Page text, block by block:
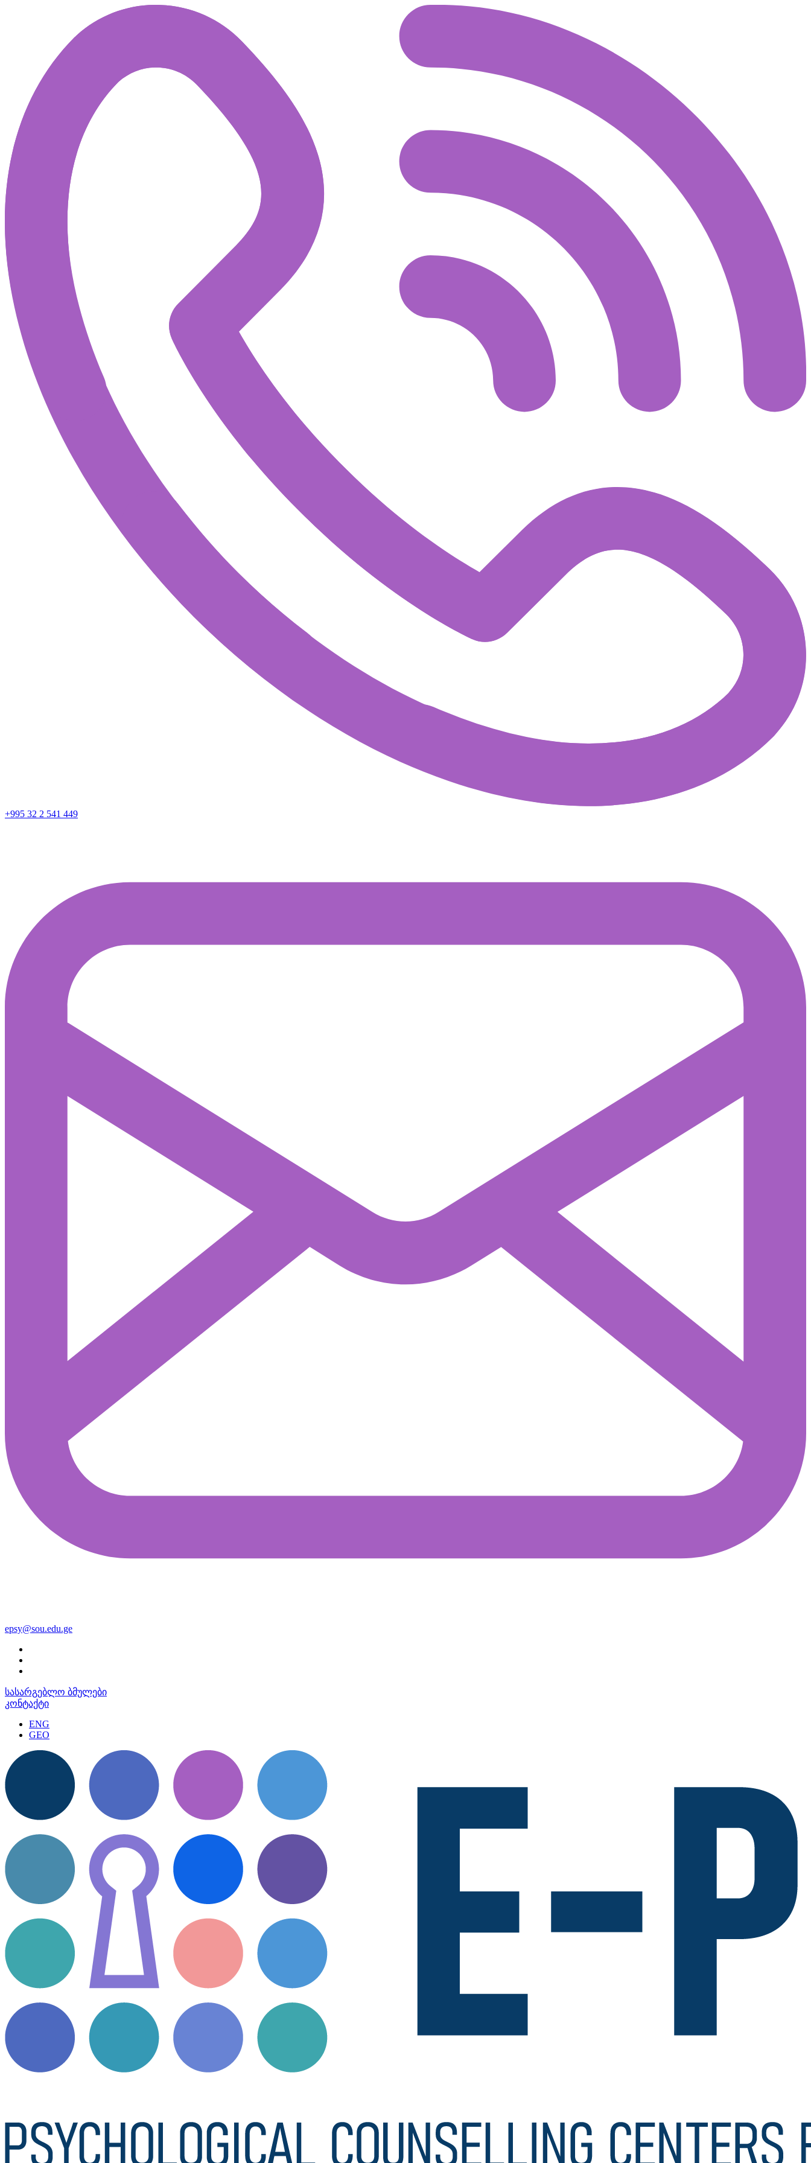
+995 32 2 541 449
epsy@sou.edu.ge
სასარგებლო ბმულები
კონტაქტი
ENG
GEO